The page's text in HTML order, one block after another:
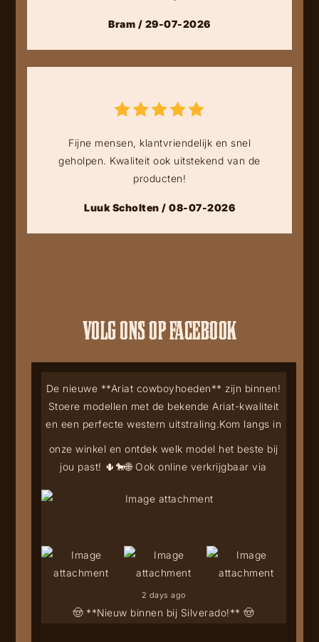
Bram / 29-07-2026
Fijne mensen, klantvriendelijk en snel
geholpen. Kwaliteit ook uitstekend van de
producten!
Luuk Scholten / 08-07-2026
VOLG ONS OP FACEBOOK
🤠 **Nieuw binnen bij Silverado!** 🤠
De nieuwe **Ariat cowboyhoeden** zijn binnen!
Stoere modellen met de bekende Ariat-kwaliteit
en een perfecte western uitstraling.Kom langs in
onze winkel en ontdek welk model het beste bij
jou past! 🌵🐎🌐 Ook online verkrijgbaar via
2 days ago